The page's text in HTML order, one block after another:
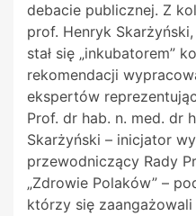
debacie publicznej. Z
prof. Henryk
stał się „inkubatorem”
rekomendacji
ekspertów
Prof. dr hab. n. med. dr
Skarżyński – inicjator
przewodniczący Rady
„Zdrowie Polaków” –
którzy się zaangażowali